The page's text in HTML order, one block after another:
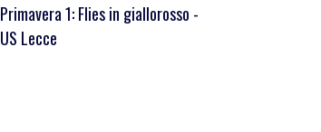
Primavera 1: Flies in giallorosso -
US Lecce